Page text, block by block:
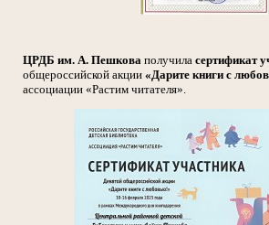
ЦРДБ им. А. Пешкова получила сертификат
общероссийской акции «Дарите книги с
ассоциации «Растим читателя».